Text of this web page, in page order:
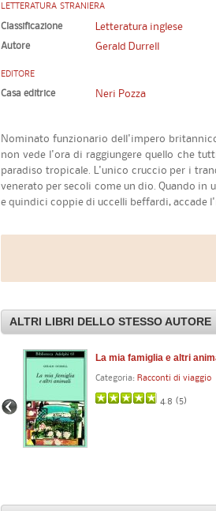
LETTERATURA STRANIERA
Classificazione Letteratura inglese
Autore Gerald Durrell
EDITORE
Casa editrice Neri Pozza
Nominato funzionario dell'impero
non vede l'ora di raggiungere quello che
paradiso tropicale. L'unico cruccio per i
venerato per secoli come un dio. Quando
e quindici coppie di uccelli beffardi,
ALTRI LIBRI DELLO STESSO AUTORE
La mia famiglia e altri
Categoria: Racconti di viaggio
4.8 (5)